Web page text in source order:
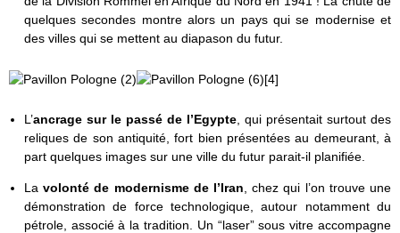
quelques secondes montre alors un pays qui se modernise et
des villes qui se mettent au diapason du futur.
L’ancrage sur le passé de l’Egypte, qui présentait surtout des
reliques de son antiquité, fort bien présentées au demeurant, à
part quelques images sur une ville du futur parait-il planifiée.
Lavolonté de modernisme de l’Iran , chez qui l’on trouve une
démonstration de force technologique, autour notamment du
pétrole, associé à la tradition. Un “laser” sous vitre accompagne